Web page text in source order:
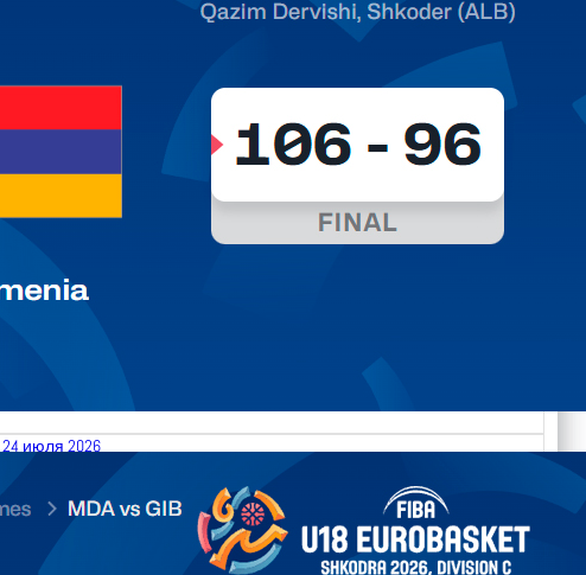
24 июля 2026
25.07.2026 Moldova vs Gibraltar FIBA U18 EuroBasket 2026,
Division C
Читать далее